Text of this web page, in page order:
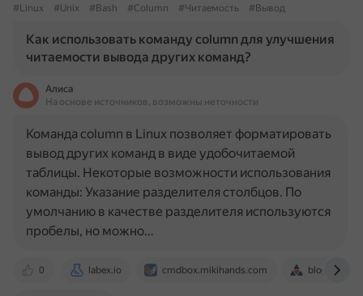
#Linux
#Unix #Bash #Column #Читаемость #Вывод
Как использовать команду column для улучшения
читаемости вывода других команд?
Алиса
На основе источников, возможны неточности
0 labex.io cmdbox.mikihands.com
Команда column в Linux позволяет форматировать
вывод других команд в виде удобочитаемой
таблицы. Некоторые возможности использования
команды: Указание разделителя столбцов. По
умолчанию в качестве разделителя используются
пробелы, но можно…